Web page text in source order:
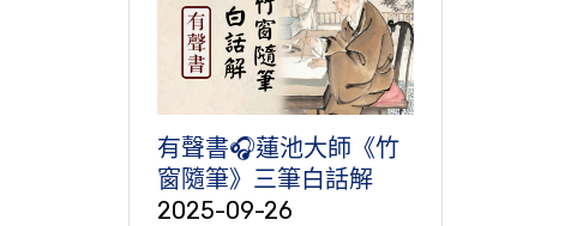
有聲書🎧蓮池大師《竹
窗隨筆》三筆白話解
2025-09-26